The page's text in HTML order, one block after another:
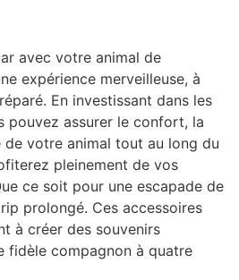
avec votre animal de
expérience merveilleuse, à
En investissant dans les
pouvez assurer le confort, la
votre animal tout au long du
pleinement de vos
ce soit pour une escapade de
prolongé. Ces accessoires
à créer des souvenirs
fidèle compagnon à quatre